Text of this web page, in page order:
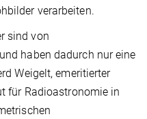
verarbeiten.
sind von
haben dadurch nur eine
Weigelt, emeritierter
für Radioastronomie in